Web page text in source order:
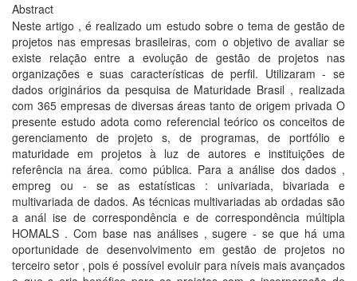
Abstract
Neste artigo , é realizado um estudo sobre o tema de gestão de
projetos nas empresas brasileiras, com o objetivo de avaliar se
existe relação entre a evolução de gestão de projetos nas
organizações e suas características de perfil. Utilizaram - se
dados originários da pesquisa de Maturidade Brasil , realizada
com 365 empresas de diversas áreas tanto de origem privada O
presente estudo adota como referencial teórico os conceitos de
gerenciamento de projeto s, de programas, de portfólio e
maturidade em projetos à luz de autores e instituições de
referência na área. como pública. Para a análise dos dados ,
empreg ou - se as estatísticas : univariada, bivariada e
multivariada de dados. As técnicas multivariadas ab ordadas são
a anál ise de correspondência e de correspondência múltipla
HOMALS . Com base nas análises , sugere - se que há uma
oportunidade de desenvolvimento em gestão de projetos no
terceiro setor , pois é possível evoluir para níveis mais avançados